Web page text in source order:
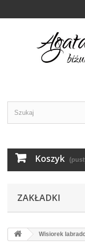
Koszyk
ZAKŁADKI
Wisiorek